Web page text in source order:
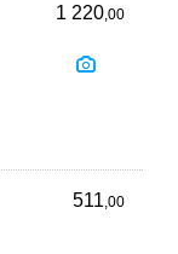
1 220,00
511,00